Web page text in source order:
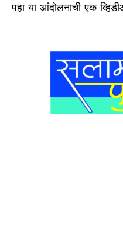
पहा या आंदोलनाची एक